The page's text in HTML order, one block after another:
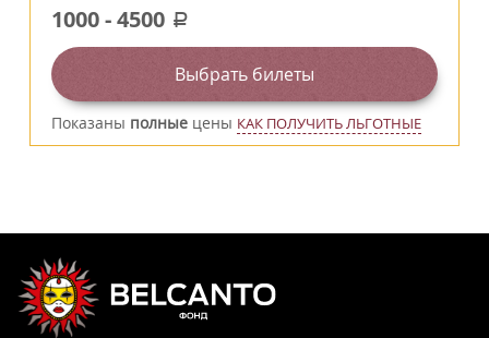
1000-4500 a
Выбрать билеты
Показаны полные цены КАК ПОЛУЧИТЬ ЛЬГОТНЫЕ